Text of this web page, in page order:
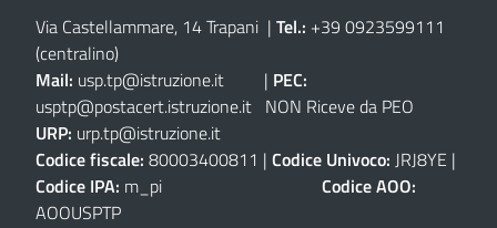
Via Castellammare, 14 Trapani | Tel.: +39 0923599111
(centralino)
Mail: usp.tp@istruzione.it | PEC:
usptp@postacert.istruzione.it NON Riceve da PEO
URP: urp.tp@istruzione.it
Codice fiscale: 80003400811 | Codice Univoco: JRJ8YE |
Codice IPA: m_pi Codice AOO:
AOOUSPTP